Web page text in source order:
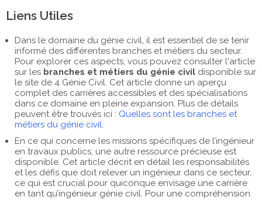
Liens Utiles
Dans le domaine du génie civil, il est essentiel de se tenir
informé des différentes branches et métiers du secteur.
Pour explorer ces aspects, vous pouvez consulter l'article
sur les branches et métiers du génie civil disponible sur
le site de 4 Génie Civil. Cet article donne un aperçu
complet des carrières accessibles et des spécialisations
dans ce domaine en pleine expansion. Plus de détails
peuvent être trouvés ici : Quelles sont les branches et
métiers du génie civil.
En ce qui concerne les missions spécifiques de l’ingénieur
en travaux publics, une autre ressource précieuse est
disponible. Cet article décrit en détail les responsabilités
et les défis que doit relever un ingénieur dans ce secteur,
ce qui est crucial pour quiconque envisage une carrière
en tant qu’ingénieur génie civil. Pour une compréhension